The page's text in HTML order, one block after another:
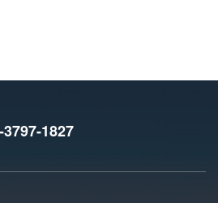
要求。 文章内容来源
构，使产品质量得到多重保
用落地扇在炉外对准炉内玻璃
璃钢化炉：
起来。钢化炉的未来市场仍呈
室对流钢化炉的温度。在此区域
1827